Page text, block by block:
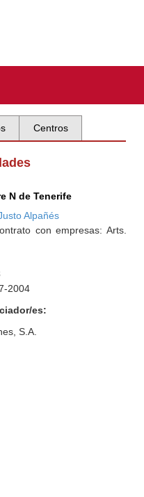
Centros
N de Tenerife
Alpañés
con empresas: Arts.
2004
es:
S.A.